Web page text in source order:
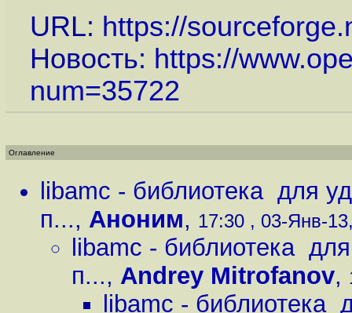
URL: https://
Новость: https://
num=35722
Оглавление
libamc - библиотека для
п..., Аноним, 17:30 , 03-Янв-
libamc - библиотека
п..., Andrey Mitrofanov,
libamc - библиотека